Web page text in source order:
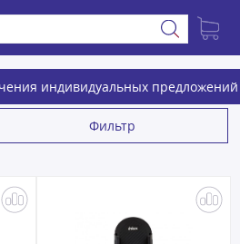
индивидуальных предложений
Фильтр